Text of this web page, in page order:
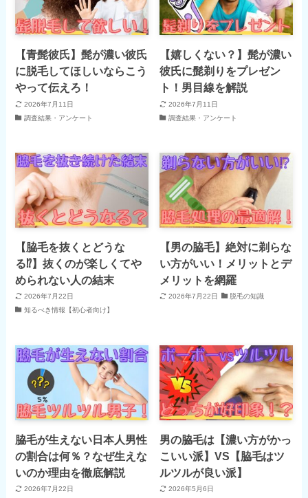
【青髭彼氏】髭が濃い彼氏
に脱毛してほしいならこう
やって伝えろ！
2026年7月11日
調査結果・アンケート
【嬉しくない？】髭が濃い
彼氏に髭剃りをプレゼン
ト！男目線を解説
2026年7月11日
調査結果・アンケート
【脇毛を抜くとどうな
る⁉】抜くのが楽しくてや
められない人の結末
2026年7月22日
知るべき情報【初心者向け】
【男の脇毛】絶対に剃らな
い方がいい！メリットとデ
メリットを網羅
2026年7月22日 脱毛の知識
脇毛が生えない日本人男性
の割合は何％？なぜ生えな
いのか理由を徹底解説
2026年7月22日
男の脇毛は【濃い方がかっ
こいい派】VS【脇毛はツ
ルツルが良い派】
2026年5月6日